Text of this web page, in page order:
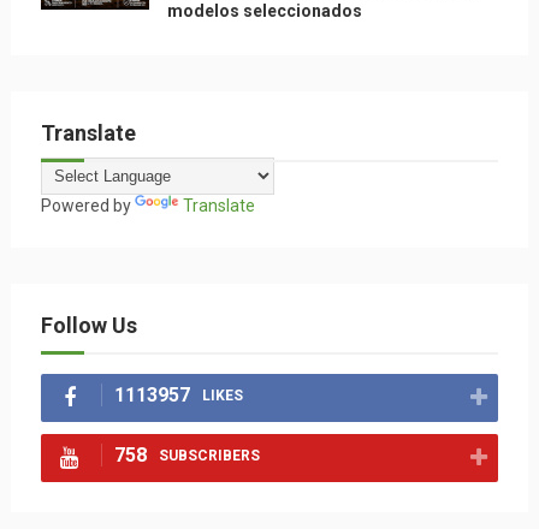
modelos seleccionados
Translate
Powered by Translate
Follow Us
1113957 LIKES
758 SUBSCRIBERS